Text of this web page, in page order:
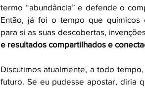
termo “abundância” e defende o
Então, já foi o tempo que químicos
para si as suas descobertas,
e resultados compartilhados e
Discutimos atualmente, a todo
futuro. Se eu pudesse apostar, diria